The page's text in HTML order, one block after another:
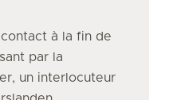
à la fin de
par la
un interlocuteur